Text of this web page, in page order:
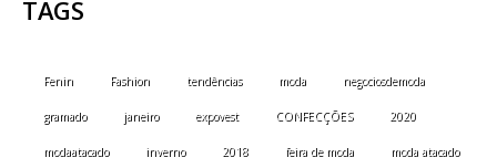
TAGS
Fenin Fashion tendências moda negociosdemoda
gramado janeiro expovest CONFECÇÕES 2020
modaatacado inverno 2018 feira de moda moda atacado